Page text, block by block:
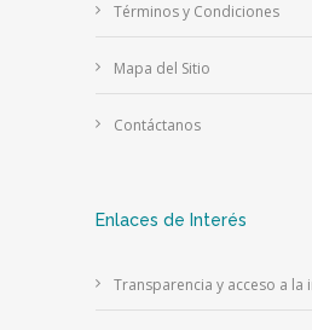
Términos y Condiciones
Mapa del Sitio
Contáctanos
Enlaces de Interés
Transparencia y acceso a